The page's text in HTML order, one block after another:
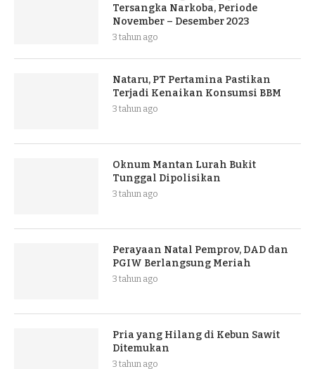
Tersangka Narkoba, Periode
November – Desember 2023
3 tahun ago
Nataru, PT Pertamina Pastikan
Terjadi Kenaikan Konsumsi BBM
3 tahun ago
Oknum Mantan Lurah Bukit
Tunggal Dipolisikan
3 tahun ago
Perayaan Natal Pemprov, DAD dan
PGIW Berlangsung Meriah
3 tahun ago
Pria yang Hilang di Kebun Sawit
Ditemukan
3 tahun ago